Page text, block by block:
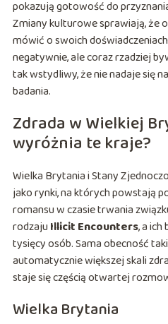
pokazują gotowość do
Zmiany kulturowe sprawiają, że
mówić o swoich
negatywnie, ale coraz rzadziej
tak wstydliwy, że nie nadaje się
badania.
Zdrada w Wielkiej
wyróżnia te kraje?
Wielka Brytania i Stany
jako rynki, na których powstają
romansu w czasie trwania
rodzajuIllicit Encounters, a
tysięcy osób. Sama obecność
automatycznie większej skali
staje się częścią otwartej
Wielka Brytania